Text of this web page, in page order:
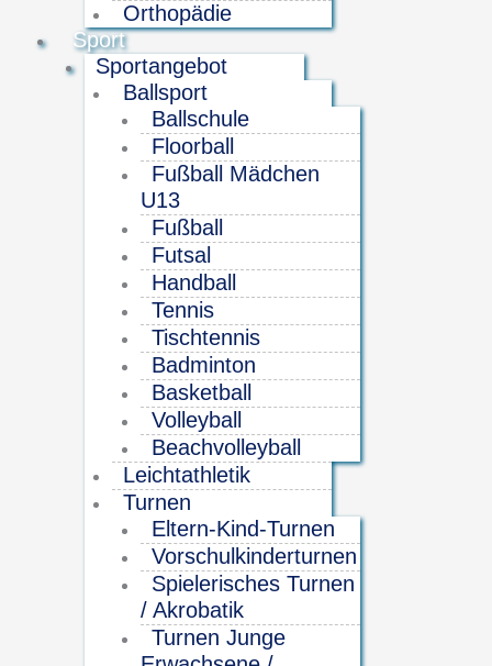
Orthopädie
Sport
Sportangebot
Ballsport
Ballschule
Floorball
Fußball Mädchen
U13
Fußball
Futsal
Handball
Tennis
Tischtennis
Badminton
Basketball
Volleyball
Beachvolleyball
Leichtathletik
Turnen
Eltern-Kind-Turnen
Vorschulkinderturnen
Spielerisches Turnen
/ Akrobatik
Turnen Junge